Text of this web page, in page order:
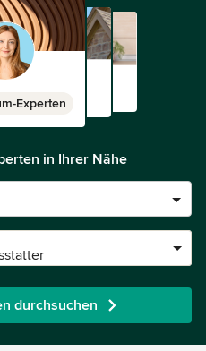
Experten
in Ihrer Nähe
durchsuchen